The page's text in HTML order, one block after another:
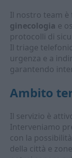
Il nostro team
ginecologia e
protocolli di
Il triage
urgenza e a
garantendo
Ambito
Il servizio è
Interveniamo
con la
della città e